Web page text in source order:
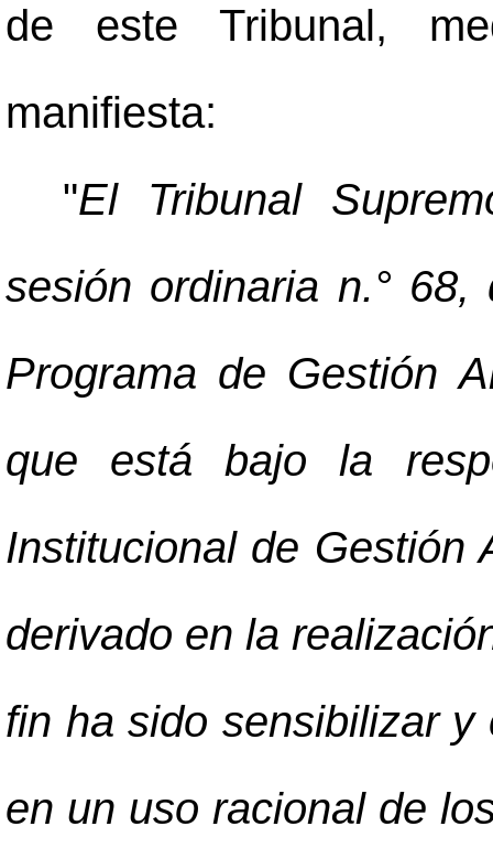
de este Tribunal,
manifiesta:
"El Tribunal
sesión ordinaria n.°
Programa de Gestión
que está bajo la
Institucional de Gestión
derivado en la
fin ha sido sensibilizar
en un uso racional de